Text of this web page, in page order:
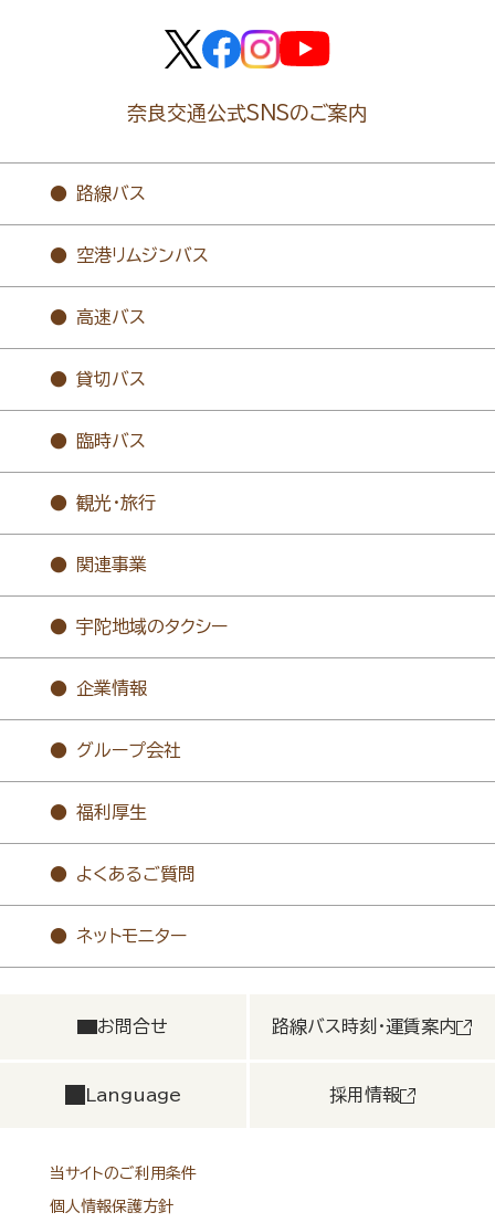
奈良交通公式SNSのご案内
路線バス
空港リムジンバス
高速バス
貸切バス
臨時バス
観光・旅行
関連事業
宇陀地域のタクシー
企業情報
グループ会社
福利厚生
よくあるご質問
ネットモニター
お問合せ 路線バス時刻・運賃案内
Language 採用情報
当サイトのご利用条件
個人情報保護方針